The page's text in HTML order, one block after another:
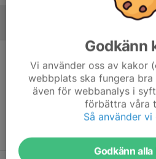
Ingen
Godkänn
Vi använder oss av kakor
webbplats ska fungera
även för webbanalys i
förbättra våra
Så använder
Godkänn